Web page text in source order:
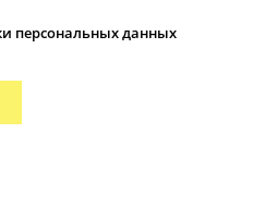
персональных данных